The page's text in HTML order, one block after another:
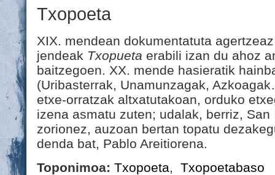
Txopoeta
XIX. mendean dokumentatuta
jendeak Txopueta erabili izan du ahoz
baitzegoen. XX. mende hasieratik
(Uribasterrak, Unamunzagak,
etxe-orratzak altxatutakoan, orduko
izena asmatu zuten; udalak, berriz,
zorionez, auzoan bertan topatu
denda bat, Pablo Areitiorena.
Toponimoa: Txopoeta, Txopoetabaso